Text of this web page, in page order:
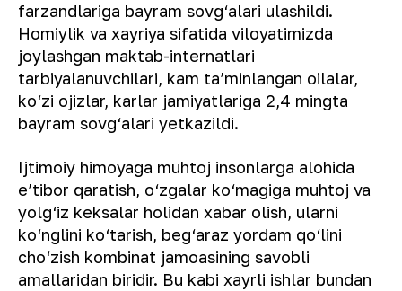
farzandlariga bayram sovg‘alari ulashildi.
Homiylik va xayriya sifatida viloyatimizda
joylashgan maktab-internatlari
tarbiyalanuvchilari, kam taʼminlangan oilalar,
ko‘zi ojizlar, karlar jamiyatlariga 2,4 mingta
bayram sovg‘alari yetkazildi.
Ijtimoiy himoyaga muhtoj insonlarga alohida
eʼtibor qaratish, o‘zgalar ko‘magiga muhtoj va
yolg‘iz keksalar holidan xabar olish, ularni
ko‘nglini ko‘tarish, beg‘araz yordam qo‘lini
cho‘zish kombinat jamoasining savobli
amallaridan biridir. Bu kabi xayrli ishlar bundan